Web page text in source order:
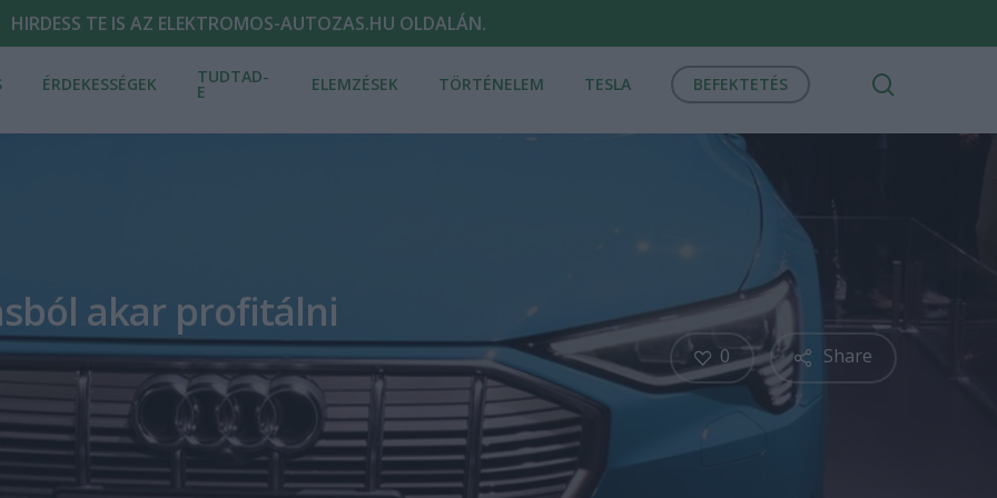
HIRDESS TE IS AZ ELEKTROMOS-AUTOZAS.HU OLDALÁN.
ÉRDEKESSÉGEK TUDTAD-
E ELEMZÉSEK TÖRTÉNELEM TESLA BEFEKTETÉS
akar profitálni
Share
0